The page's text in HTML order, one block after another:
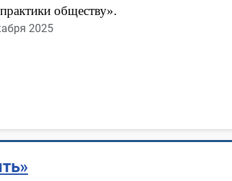
обществу».
2025